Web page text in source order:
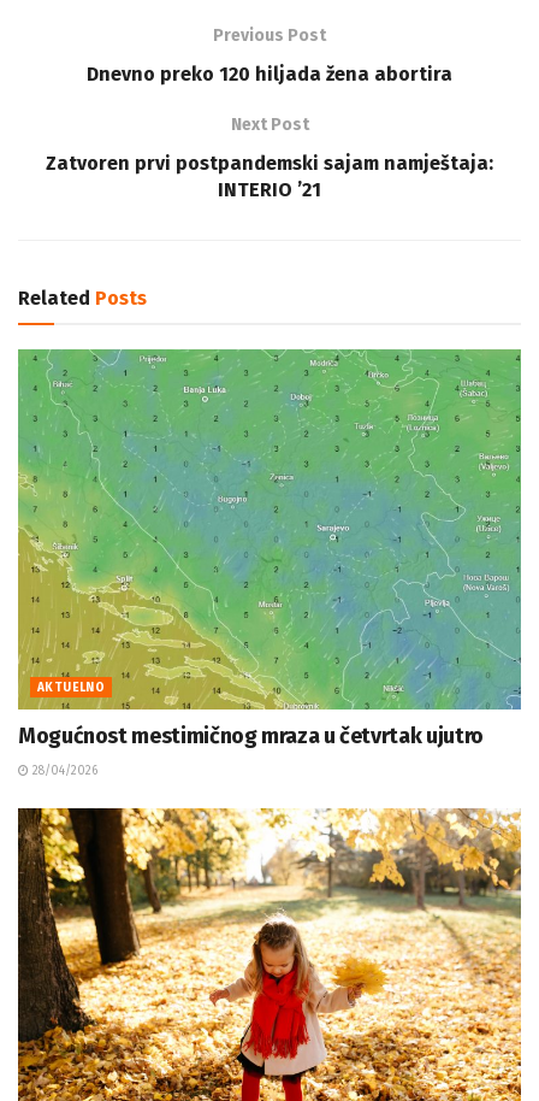
Previous Post
Dnevno preko 120 hiljada žena abortira
Next Post
Zatvoren prvi postpandemski sajam namještaja:
INTERIO ’21
Related Posts
AKTUELNO
Mogućnost mestimičnog mraza u četvrtak ujutro
28/04/2026